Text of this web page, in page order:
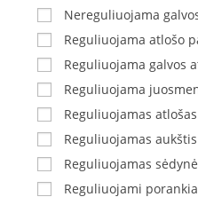
Nereguliuojama
Reguliuojama atlošo
Reguliuojama galvos
Reguliuojama
Reguliuojamas atlošas
Reguliuojamas aukštis
Reguliuojamas
Reguliuojami